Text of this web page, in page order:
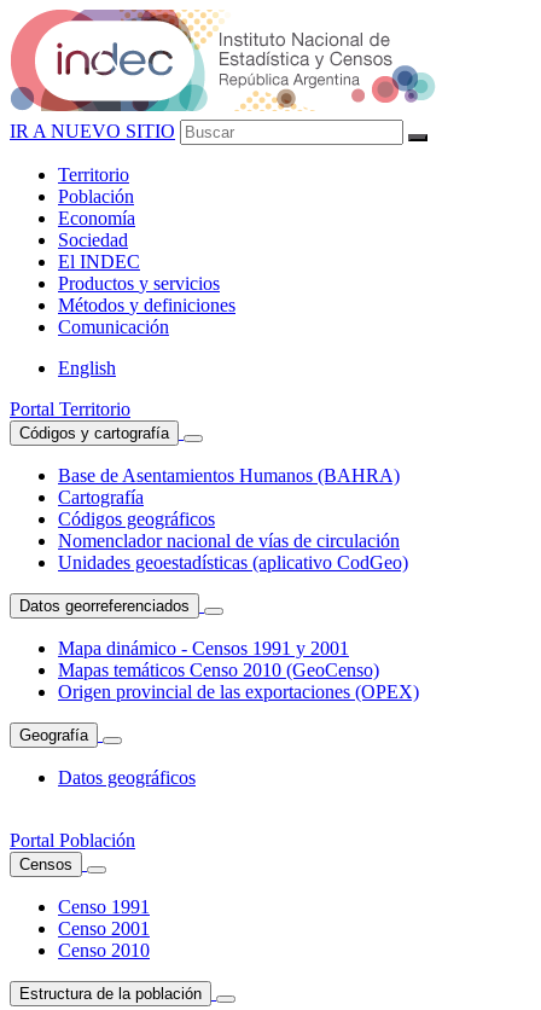
IR A NUEVO SITIO
Territorio
Población
Economía
Sociedad
El INDEC
Productos y servicios
Métodos y definiciones
Comunicación
English
Portal Territorio
Códigos y cartografía
Base de Asentamientos Humanos (BAHRA)
Cartografía
Códigos geográficos
Nomenclador nacional de vías de circulación
Unidades geoestadísticas (aplicativo CodGeo)
Datos georreferenciados
Mapa dinámico - Censos 1991 y 2001
Mapas temáticos Censo 2010 (GeoCenso)
Origen provincial de las exportaciones (OPEX)
Geografía
Datos geográficos
Portal Población
Censos
Censo 1991
Censo 2001
Censo 2010
Estructura de la población